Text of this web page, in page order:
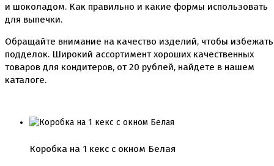
и шоколадом. Как правильно и какие формы использовать
для выпечки.
Обращайте внимание на качество изделий, чтобы избежать
подделок. Широкий ассортимент хороших качественных
товаров для кондитеров, от20 рублей, найдете в нашем
каталоге.
Коробка на 1 кекс с окном Белая